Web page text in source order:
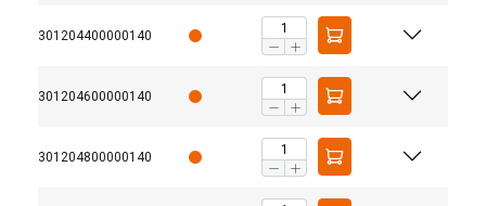
301204400000140
301204600000140
301204800000140